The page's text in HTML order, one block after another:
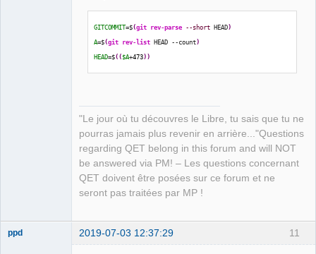
GITCOMMIT=$(git rev-parse --short HEAD)
A=$(git rev-list HEAD --count)
HEAD=$(($A+473))
"Le jour où tu découvres le Libre, tu sais que tu ne
pourras jamais plus revenir en arrière..."Questions
regarding QET belong in this forum and will NOT
be answered via PM! – Les questions concernant
QET doivent être posées sur ce forum et ne
seront pas traitées par MP !
11
ppd 2019-07-03 12:37:29